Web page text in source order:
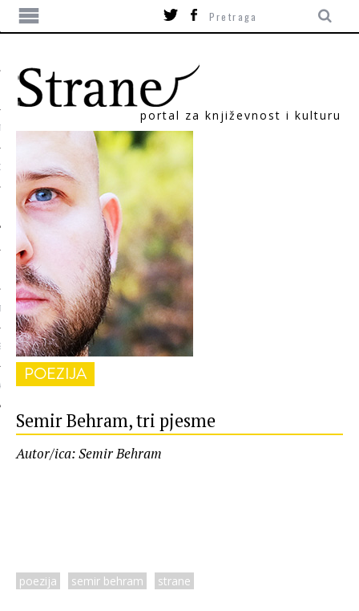
portal za književnost i kulturu
POEZIJA
Semir Behram, tri pjesme
Autor/ica: Semir Behram
poezija semir behram strane